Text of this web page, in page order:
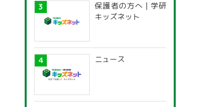
保護者の方へ | 学研
キッズネット
ニュース